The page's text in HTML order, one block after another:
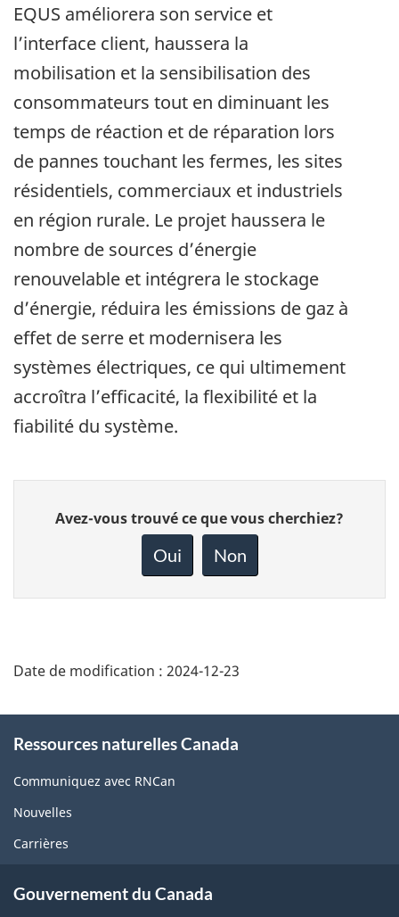
EQUS améliorera son service et
l’interface client, haussera la
mobilisation et la sensibilisation des
consommateurs tout en diminuant les
temps de réaction et de réparation lors
de pannes touchant les fermes, les sites
résidentiels, commerciaux et industriels
en région rurale. Le projet haussera le
nombre de sources d’énergie
renouvelable et intégrera le stockage
d’énergie, réduira les émissions de gaz à
effet de serre et modernisera les
systèmes électriques, ce qui ultimement
accroîtra l’efficacité, la flexibilité et la
fiabilité du système.
Donnez
votre
page
Avez-vous trouvé ce que vous cherchiez?
Oui Non
Date de modification : 2024-12-23
this
site
Ressources naturelles Canada
Communiquez avec RNCan
Nouvelles
Carrières
Gouvernement du Canada